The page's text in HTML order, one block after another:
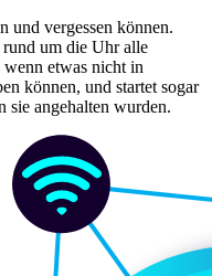
und vergessen können.
rund um die Uhr alle
etwas nicht in
können, und startet sogar
sie angehalten wurden.